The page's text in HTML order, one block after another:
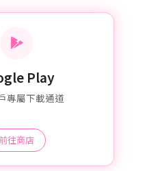
Play
專屬下載通道
前往商店